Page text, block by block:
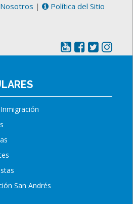
|
Política del Sitio
San Andrés